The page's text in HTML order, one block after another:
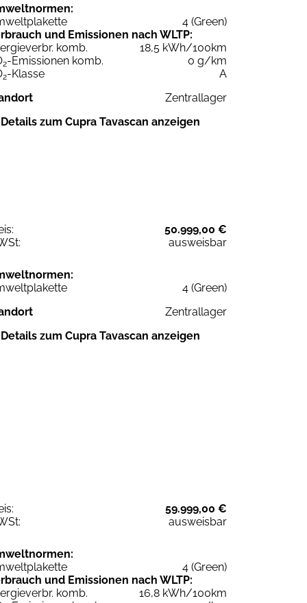
4 (Green)
und Emissionen nach WLTP:
komb.
18,5 kWh/100km
2-Emissionen komb.
0 g/km
2-Klasse
A
Zentrallager
zum Cupra Tavascan anzeigen
50.999,00 €
ausweisbar
4 (Green)
Zentrallager
zum Cupra Tavascan anzeigen
59.999,00 €
ausweisbar
4 (Green)
und Emissionen nach WLTP:
komb.
16,8 kWh/100km